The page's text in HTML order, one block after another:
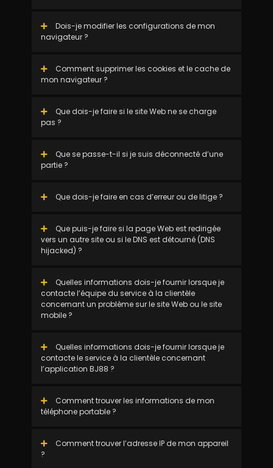
Dois-je modifier les configurations de mon
navigateur ?
Comment supprimer les cookies et le cache de
mon navigateur ?
Que dois-je faire si le site Web ne se charge
pas ?
Que se passe-t-il si je suis déconnecté d’une
partie ?
Que dois-je faire en cas d’erreur ou de litige ?
Que puis-je faire si la page Web est redirigée
vers un autre site ou si le DNS est détourné (DNS
hijacked) ?
Quelles informations dois-je fournir lorsque je
contacte l’équipe du service à la clientèle
concernant un problème sur le site Web ou le site
mobile ?
Quelles informations dois-je fournir lorsque je
contacte le service à la clientèle concernant
l’application BJ88 ?
Comment trouver les informations de mon
téléphone portable ?
Comment trouver l’adresse IP de mon appareil
?